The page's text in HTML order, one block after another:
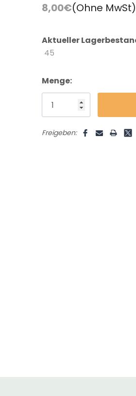
Farbkarte
8,00€(Ohne MwSt)
Aktueller
45
Menge:
Freigeben: